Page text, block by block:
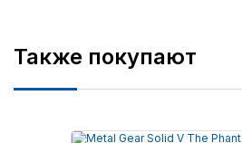
Также покупают